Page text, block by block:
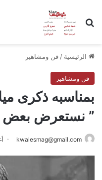
بحث عن
الرئيسية / فن ومشاهير
فن ومشاهير
بمناسبه ذكرى
” نستعرض بعض
kwalesmag@gmail.com